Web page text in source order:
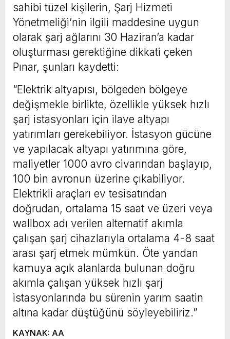
sahibi tüzel kişilerin, Şarj Hizmeti
Yönetmeliği’nin ilgili maddesine uygun
olarak şarj ağlarını 30 Haziran’a kadar
oluşturması gerektiğine dikkati çeken
Pınar, şunları kaydetti:
“Elektrik altyapısı, bölgeden bölgeye
değişmekle birlikte, özellikle yüksek hızlı
şarj istasyonları için ilave altyapı
yatırımları gerekebiliyor. İstasyon gücüne
ve yapılacak altyapı yatırımına göre,
maliyetler 1000 avro civarından başlayıp,
100 bin avronun üzerine çıkabiliyor.
Elektrikli araçları ev tesisatından
doğrudan, ortalama 15 saat ve üzeri veya
wallbox adı verilen alternatif akımla
çalışan şarj cihazlarıyla ortalama 4-8 saat
arası şarj etmek mümkün. Öte yandan
kamuya açık alanlarda bulunan doğru
akımla çalışan yüksek hızlı şarj
istasyonlarında bu sürenin yarım saatin
altına kadar düştüğünü söyleyebiliriz.”
KAYNAK: AA